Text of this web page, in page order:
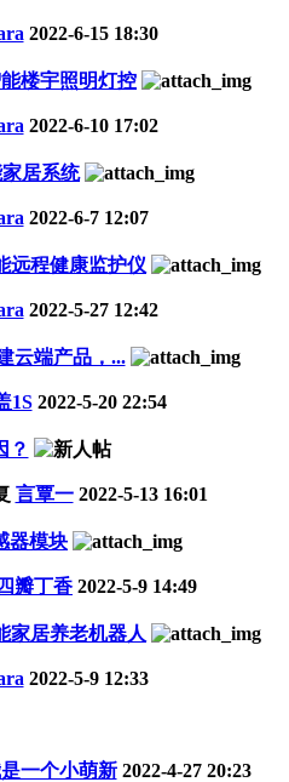
2022-6-15 18:30
楼宇照明灯控
2022-6-10 17:02
居系统
2022-6-7 12:07
远程健康监护仪
2022-5-27 12:42
云端产品，...
1S2022-5-20 22:54
？
言覃一2022-5-13 16:01
器模块
四瓣丁香 2022-5-9 14:49
家居养老机器人
2022-5-9 12:33
一个小萌新2022-4-27 20:23